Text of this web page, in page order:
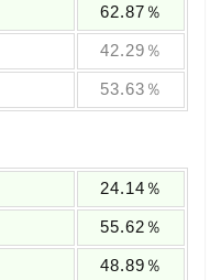
62.87％
42.29％
53.63％
24.14％
55.62％
48.89％